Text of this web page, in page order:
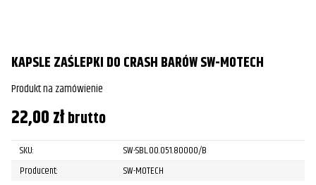
KAPSLE ZAŚLEPKI DO CRASH BARÓW SW-MOTECH
Produkt na zamówienie
22,00złbrutto
SKU:
SW-SBL.00.051.80000/B
Producent:
SW-MOTECH